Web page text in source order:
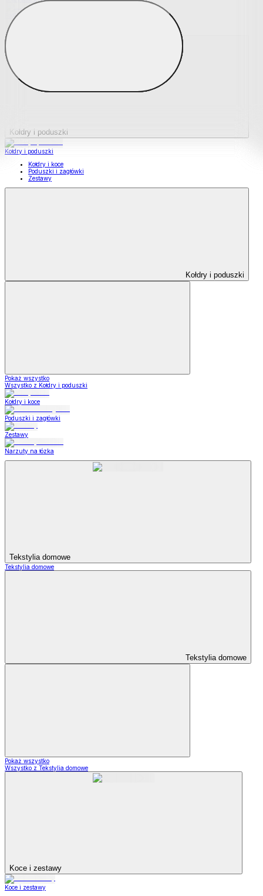
Podkładki na materace
Materace nawierzchniowe
Kołdry i poduszki
Kołdry i poduszki
Kołdry i koce
Poduszki i zagłówki
Zestawy
Kołdry i poduszki
Pokaż wszystko
Wszystko z Kołdry i poduszki
Kołdry i koce
Poduszki i zagłówki
Zestawy
Narzuty na łózka
Tekstylia domowe
Tekstylia domowe
Tekstylia domowe
Pokaż wszystko
Wszystko z Tekstylia domowe
Koce i zestawy
Koce i zestawy